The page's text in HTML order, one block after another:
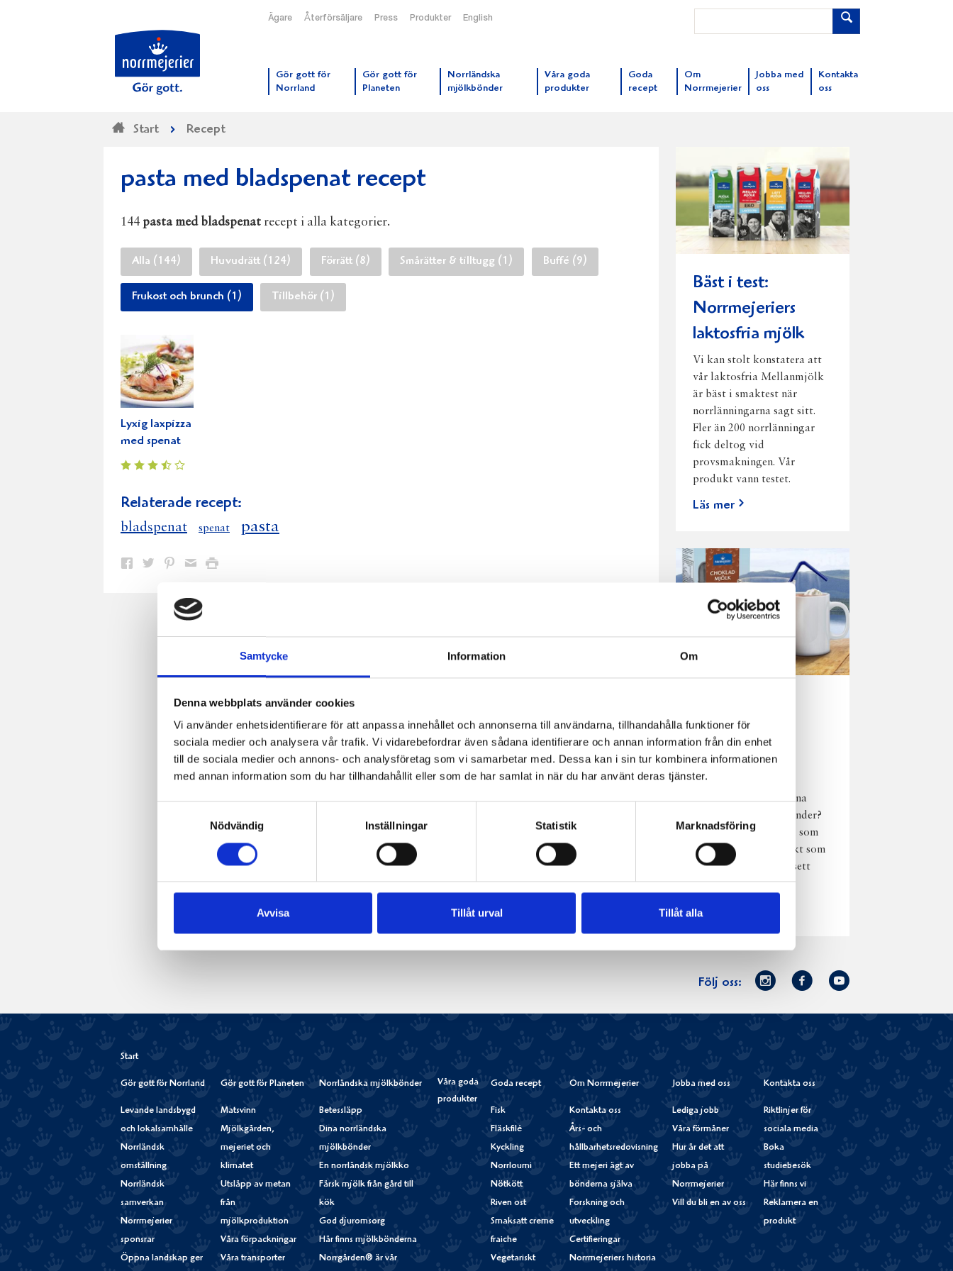
Samtycke Information Om
Denna webbplats använder cookies
Vi använder enhetsidentifierare för att anpassa innehållet och annonserna till användarna, tillhandahålla funktioner för
sociala medier och analysera vår trafik. Vi vidarebefordrar även sådana identifierare och annan information från din enhet
till de sociala medier och annons- och analysföretag som vi samarbetar med. Dessa kan i sin tur kombinera informationen
med annan information som du har tillhandahållit eller som de har samlat in när du har använt deras tjänster.
Nödvändig
Inställningar Statistik Marknadsföring
Avvisa Tillåt urval Tillåt alla
Ägare Återförsäljare Press Produkter English
Gör gott för
Norrland
Gör gott för
Planeten
Norrländska
mjölkbönder
Våra goda
produkter
Goda
recept
Om
Norrmejerier
Jobba med
oss
Kontakta
oss
Start Recept
pasta med bladspenat recept
144 pasta med bladspenat recept i alla kategorier.
Alla (144) Huvudrätt (124) Förrätt (8) Smårätter & tilltugg (1) Buffé (9)
Frukost och brunch (1) Tillbehör (1)
Lyxig laxpizza
med spenat
Relaterade recept:
bladspenat spenat pasta
Dela
Facebook
Dela
Twitter
Dela
Pinterest
Dela
e-
post
Skriv
Bäst i test:
Norrmejeriers
laktosfria mjölk
Vi kan stolt konstatera att
vår laktosfria Mellanmjölk
är bäst i smaktest när
norrlänningarna sagt sitt.
Fler än 200 norrlänningar
fick deltog vid
provsmakningen. Vår
produkt vann testet.
Läs mer
njutning i alla
väder
Har du provat
chokladmjölk från dina
norrländska mjölkbönder?
Den är lika god varm som
kall och passar perfekt som
vardagsnjutning oavsett
väder, året om.
Läs mer
Följ oss:
Norrmejerier
Instagram
Facebook
Youtube
Start
Gör gott för Norrland
Levande landsbygd
och lokalsamhälle
Norrländsk
omställning
Norrländsk
samverkan
Norrmejerier
sponsrar
Öppna landskap ger
Gör gott för Planeten
Matsvinn
Mjölkgården,
mejeriet och
klimatet
Utsläpp av metan
från
mjölkproduktion
Våra förpackningar
Våra transporter
Norrländska mjölkbönder
Betessläpp
Dina norrländska
mjölkbönder
En norrländsk mjölkko
Färsk mjölk från gård till
kök
God djuromsorg
Här finns mjölkbönderna
Norrgården® är vår
Våra goda
produkter
Goda recept
Fisk
Fläskfilé
Kyckling
Norrloumi
Nötkött
Riven ost
Smaksatt creme
fraiche
Vegetariskt
Om Norrmejerier
Kontakta oss
Års- och
hållbarhetsredovisning
Ett mejeri ägt av
bönderna själva
Forskning och
utveckling
Certifieringar
Norrmejeriers historia
Jobba med oss
Lediga jobb
Våra förmåner
Hur är det att
jobba på
Norrmejerier
Vill du bli en av oss
Kontakta oss
Riktlinjer för
sociala media
Boka
studiebesök
Här finns vi
Reklamera en
produkt